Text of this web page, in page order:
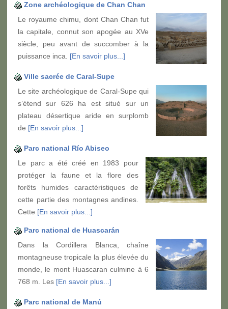
Zone archéologique de Chan Chan
Le royaume chimu, dont Chan Chan fut
la capitale, connut son apogée au XVe
siècle, peu avant de succomber à la
puissance inca. [En savoir plus...]
Ville sacrée de Caral-Supe
Le site archéologique de Caral-Supe qui
s’étend sur 626 ha est situé sur un
plateau désertique aride en surplomb
de [En savoir plus...]
Parc national Río Abiseo
Le parc a été créé en 1983 pour
protéger la faune et la flore des
forêts humides caractéristiques de
cette partie des montagnes andines.
Cette [En savoir plus...]
Parc national de Huascarán
Dans la Cordillera Blanca, chaîne
montagneuse tropicale la plus élevée du
monde, le mont Huascaran culmine à 6
768 m. Les [En savoir plus...]
Parc national de Manú